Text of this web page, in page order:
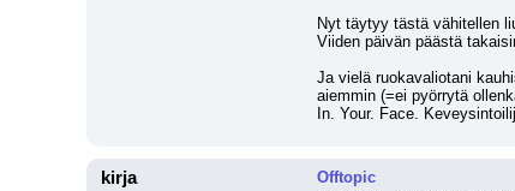
Nyt täytyy tästä vähitellen
Viiden päivän päästä
Ja vielä ruokavaliotani
aiemmin (=ei pyörrytä
In. Your. Face.
kirja Offtopic